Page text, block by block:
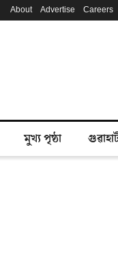
About Advertise Careers
মুখ্য পৃষ্ঠা